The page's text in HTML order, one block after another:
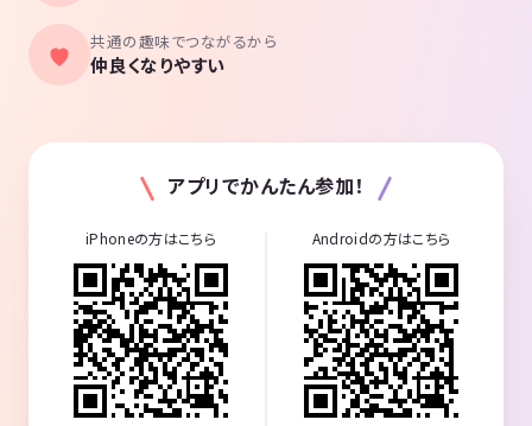
共通の趣味でつながるから
仲良くなりやすい
アプリでかんたん参加！
iPhoneの方はこちら Androidの方はこちら